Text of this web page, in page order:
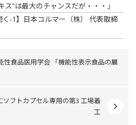
ス”は最大のチャンスだが・・・」
く-1】日本コルマー（株） 代表取締
性食品医用学会 「機能性表示食品の展
フトカプセル専用の第3 工場着
工